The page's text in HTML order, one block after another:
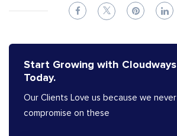
Start Growing with Cloudways
Today.
Our Clients Love us because we never
compromise on these